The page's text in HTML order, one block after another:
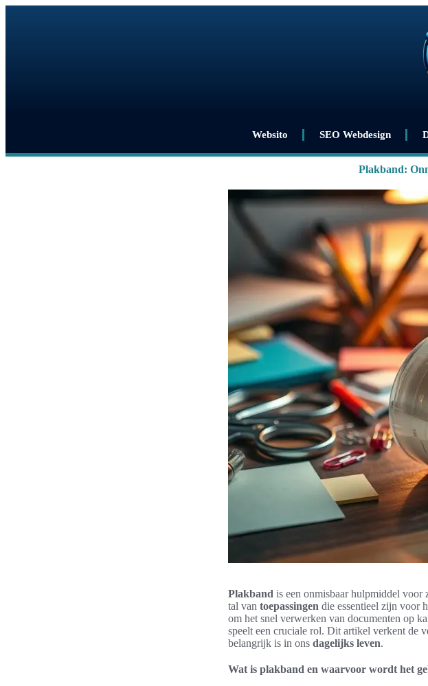
Websito SEO Webdesign
Plakband:
Plakband is een onmisbaar hulpmiddel
tal van toepassingen die essentieel zijn voor
om het snel verwerken van documenten op
speelt een cruciale rol. Dit artikel verkent de
belangrijk is in ons dagelijks leven.
Wat is plakband en waarvoor wordt het